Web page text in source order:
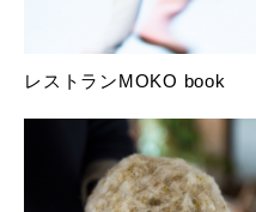
レストランMOKO book